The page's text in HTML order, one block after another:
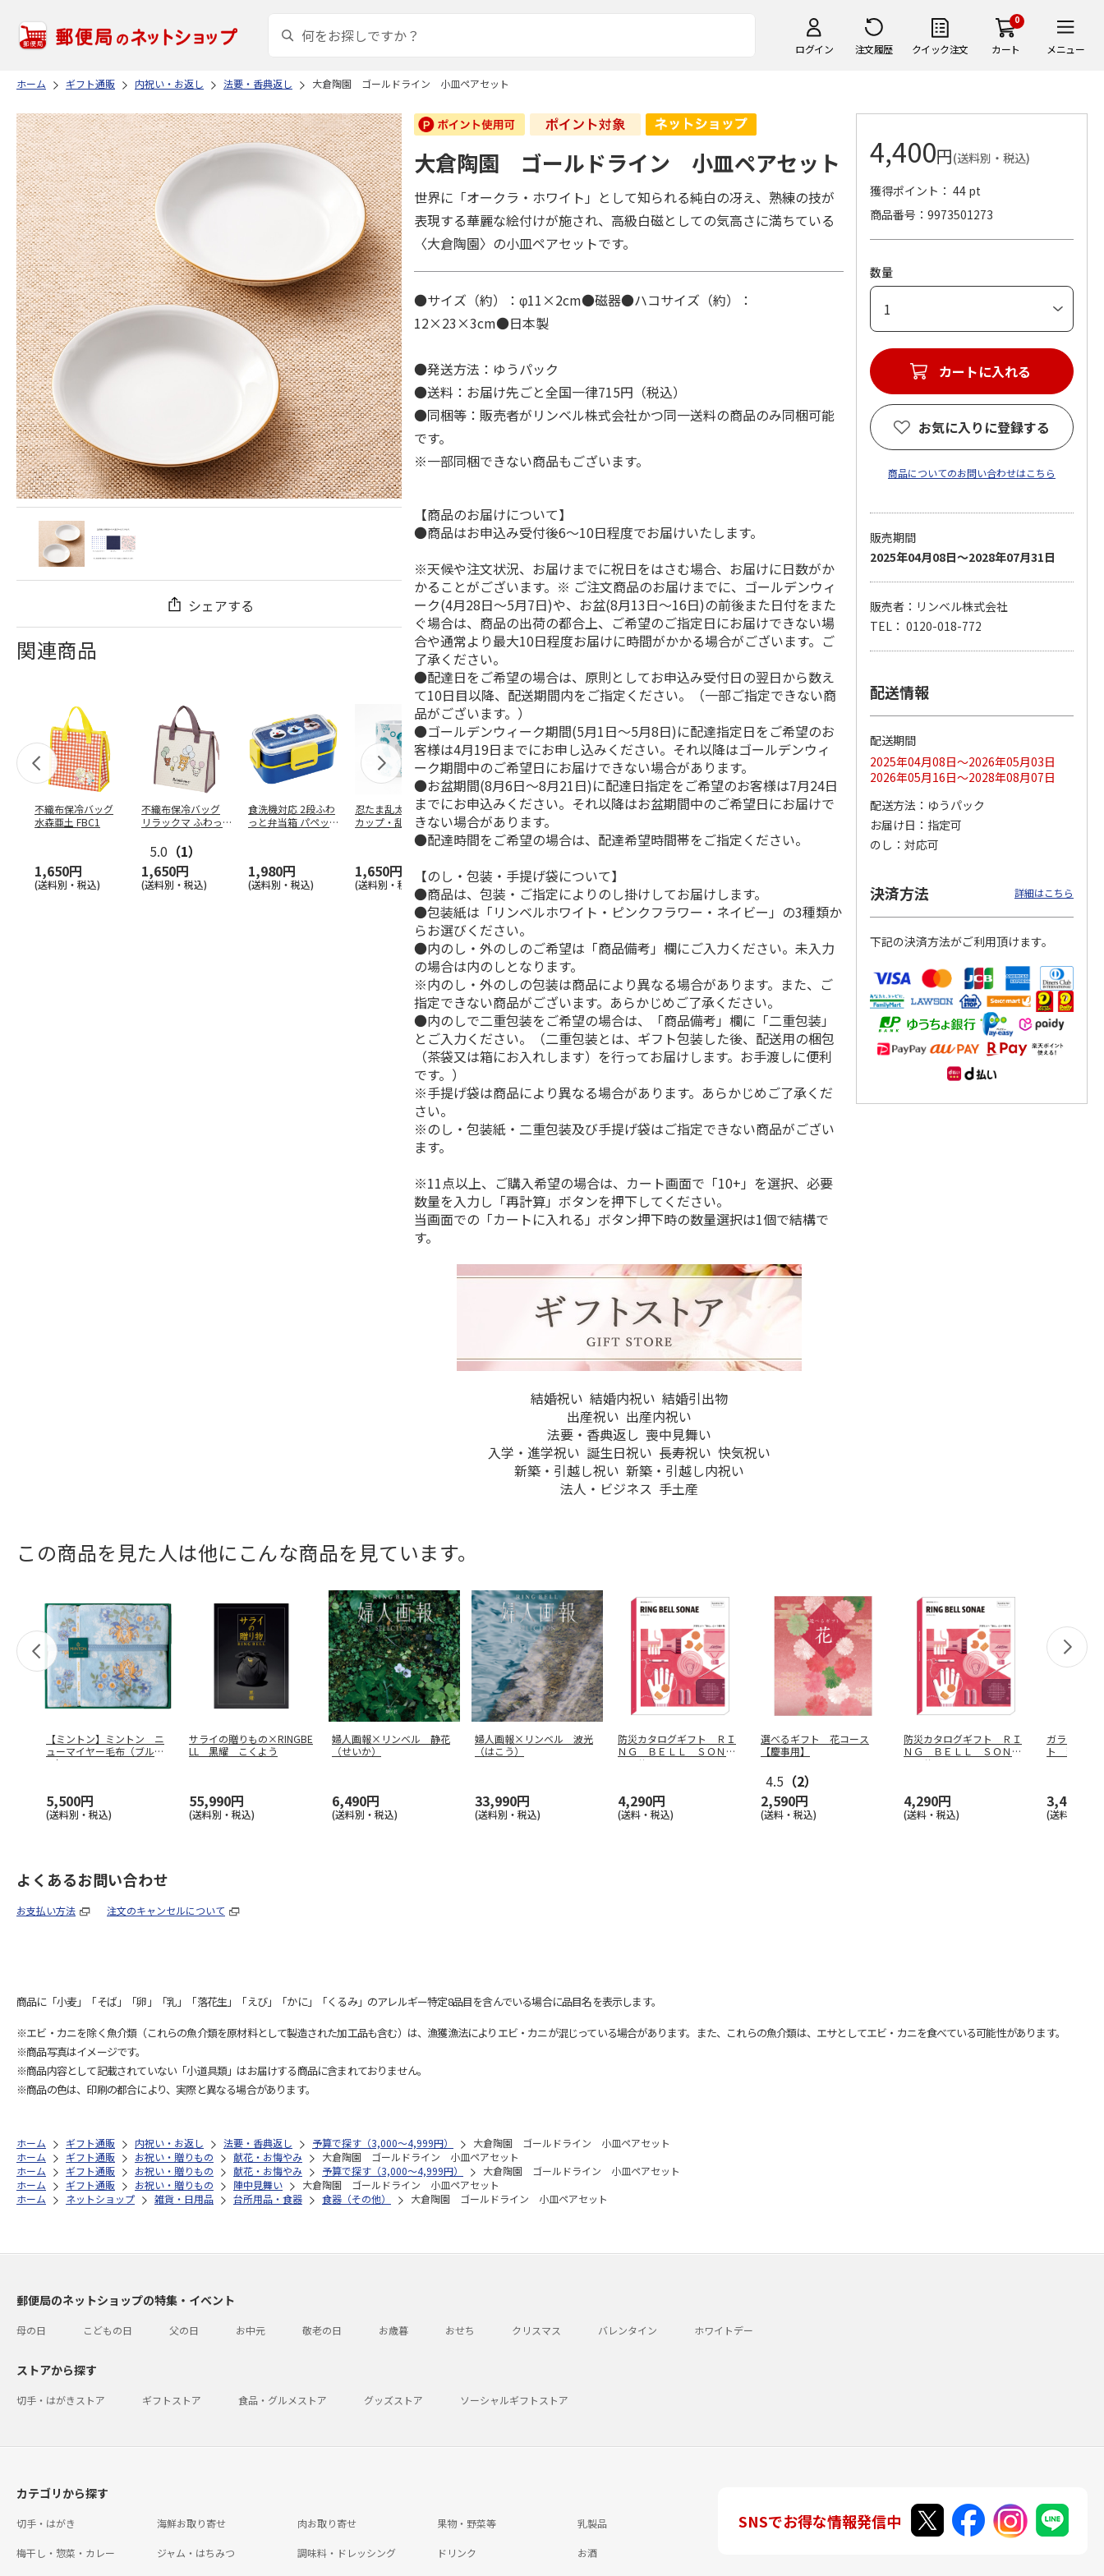
ログイン 注文履歴 クイック注文
0
カート メニュー
ホーム ギフト通販 内祝い・お返し 法要・香典返し 大倉陶園 ゴールドライン 小皿ペアセット
シェアする
関連商品
不織布保冷バッグ
水森亜土 FBC1
1,650円
(送料別・税込)
不織布保冷バッグ
リラックマ ふわっ
5.0 （1）
1,650円
(送料別・税込)
食洗機対応 2段ふわ
っと弁当箱 パペッ
1,980円
(送料別・税込)
忍たま乱太郎 マグ
カップ・乱太郎・き
り丸・しんべヱ・山
1,650円
(送料別・税込)
抗菌食洗機対応 ふ
わっと弁当箱 530ml
水森亜土 PF…
1,760円
(送料別・税込)
マスコット入りドリ
キティ PSPR5MC
3,300円
(送料別・税込)
陶器ダイカットマグ
リン CHMGD4
コーデュロイ生地ラ
キティ KCOB2
ふわっとフタタイト
ランチボックス角型
パペットスンスン
R …
(送料別・税込)
大倉陶園 ゴールドライン 小皿ペアセット
世界に「オークラ・ホワイト」として知られる純白の冴え、熟練の技が
表現する華麗な絵付けが施され、高級白磁としての気高さに満ちている
〈大倉陶園〉の小皿ペアセットです。
●サイズ（約）：φ11×2cm●磁器●ハコサイズ（約）：
12×23×3cm●日本製
●発送方法：ゆうパック
●送料：お届け先ごと全国一律715円（税込）
●同梱等：販売者がリンベル株式会社かつ同一送料の商品のみ同梱可能
です。
※一部同梱できない商品もございます。
【商品のお届けについて】
●商品はお申込み受付後6～10日程度でお届けいたします。
※天候や注文状況、お届けまでに祝日をはさむ場合、お届けに日数がか
かることがございます。※ ご注文商品のお届けまでに、ゴールデンウィ
ーク(4月28日～5月7日)や、お盆(8月13日～16日)の前後また日付をまた
ぐ場合は、商品の出荷の都合上、ご希望のご指定日にお届けできない場
合や通常より最大10日程度お届けに時間がかかる場合がございます。ご
了承ください。
●配達日をご希望の場合は、原則としてお申込み受付日の翌日から数え
て10日目以降、配送期間内をご指定ください。（一部ご指定できない商
品がございます。）
●ゴールデンウィーク期間(5月1日～5月8日)に配達指定日をご希望のお
客様は4月19日までにお申し込みください。それ以降はゴールデンウィ
ーク期間中のご希望日にお届けできない場合があります。
●お盆期間(8月6日～8月21日)に配達日指定をご希望のお客様は7月24日
までにお申込みください。それ以降はお盆期間中のご希望日にお届けで
きない場合があります。
●配達時間をご希望の場合は、配達希望時間帯をご指定ください。
【のし・包装・手提げ袋について】
●商品は、包装・ご指定によりのし掛けしてお届けします。
●包装紙は「リンベルホワイト・ピンクフラワー・ネイビー」の3種類か
らお選びください。
●内のし・外のしのご希望は「商品備考」欄にご入力ください。未入力
の場合は内のしとなります。
※内のし・外のしの包装は商品により異なる場合があります。また、ご
指定できない商品がございます。あらかじめご了承ください。
●内のしで二重包装をご希望の場合は、「商品備考」欄に「二重包装」
とご入力ください。（二重包装とは、ギフト包装した後、配送用の梱包
（茶袋又は箱にお入れします）を行ってお届けします。お手渡しに便利
です。）
※手提げ袋は商品により異なる場合があります。あらかじめご了承くだ
さい。
※のし・包装紙・二重包装及び手提げ袋はご指定できない商品がござい
ます。
※11点以上、ご購入希望の場合は、カート画面で「10+」を選択、必要
数量を入力し「再計算」ボタンを押下してください。
当画面での「カートに入れる」ボタン押下時の数量選択は1個で結構で
す。
結婚祝い 結婚内祝い 結婚引出物
出産祝い 出産内祝い
法要・香典返し 喪中見舞い
入学・進学祝い 誕生日祝い 長寿祝い 快気祝い
新築・引越し祝い 新築・引越し内祝い
法人・ビジネス 手土産
4,400円(送料別・税込)
獲得ポイント： 44 pt
商品番号
9973501273
数量
カートに入れる
お気に入りに登録する
商品についてのお問い合わせはこちら
販売期間
2025年04月08日～2028年07月31日
販売者：リンベル株式会社
TEL： 0120-018-772
配送情報
配送期間
2025年04月08日～2026年05月03日
2026年05月16日～2028年08月07日
配送方法
ゆうパック
お届け日
指定可
のし
対応可
決済方法 詳細はこちら
下記の決済方法がご利用頂けます。
この商品を見た人は他にこんな商品を見ています。
【ミントン】ミントン ニ
ューマイヤー毛布（ブル
ー） ＭＮＰ
5,500円
(送料別・税込)
サライの贈りもの×RINGBE
LL 黒耀 こくよう
55,990円
(送料別・税込)
婦人画報×リンベル 静花
（せいか）
6,490円
(送料別・税込)
婦人画報×リンベル 波光
（はこう）
33,990円
(送料別・税込)
防災カタログギフト ＲＩ
ＮＧ ＢＥＬＬ ＳＯＮＡ
Ｅ サンシ
4,290円
(送料・税込)
選べるギフト 花コース
【慶事用】
4.5 （2）
2,590円
(送料・税込)
防災カタログギフト ＲＩ
ＮＧ ＢＥＬＬ ＳＯＮＡ
Ｅ サンシ
4,290円
(送料・税込)
ガラスドー
ト 瑞樹【
3,410円
(送料・税込)
よくあるお問い合わせ
お支払い方法 注文のキャンセルについて
商品に「小麦」「そば」「卵」「乳」「落花生」「えび」「かに」「くるみ」のアレルギー特定8品目を含んでいる場合に品目名を表示します。
※エビ・カニを除く魚介類（これらの魚介類を原材料として製造された加工品も含む）は、漁獲漁法によりエビ・カニが混じっている場合があります。また、これらの魚介類は、エサとしてエビ・カニを食べている可能性があります。
※商品写真はイメージです。
※商品内容として記載されていない「小道具類」はお届けする商品に含まれておりません。
※商品の色は、印刷の都合により、実際と異なる場合があります。
ホーム ギフト通販 内祝い・お返し 法要・香典返し 予算で探す（3,000～4,999円）
大倉陶園 ゴールドライン 小皿ペアセット
ホーム
ギフト通販 お祝い・贈りもの 献花・お悔やみ
大倉陶園 ゴールドライン 小皿ペアセット
ホーム
ギフト通販 お祝い・贈りもの 献花・お悔やみ 予算で探す（3,000～4,999円）
大倉陶園 ゴールドライン 小皿ペアセット
ホーム
ギフト通販 お祝い・贈りもの 陣中見舞い
大倉陶園 ゴールドライン 小皿ペアセット
ホーム
ネットショップ 雑貨・日用品 台所用品・食器 食器（その他） 大倉陶園 ゴールドライン 小皿ペアセット
郵便局のネットショップの特集・イベント
母の日 こどもの日 父の日 お中元 敬老の日 お歳暮 おせち クリスマス バレンタイン ホワイトデー
ストアから探す
切手・はがきストア ギフトストア 食品・グルメストア グッズストア ソーシャルギフトストア
カテゴリから探す
切手・はがき 海鮮お取り寄せ 肉お取り寄せ 果物・野菜等 乳製品
梅干し・惣菜・カレー ジャム・はちみつ 調味料・ドレッシング ドリンク お酒
SNSでお得な情報発信中